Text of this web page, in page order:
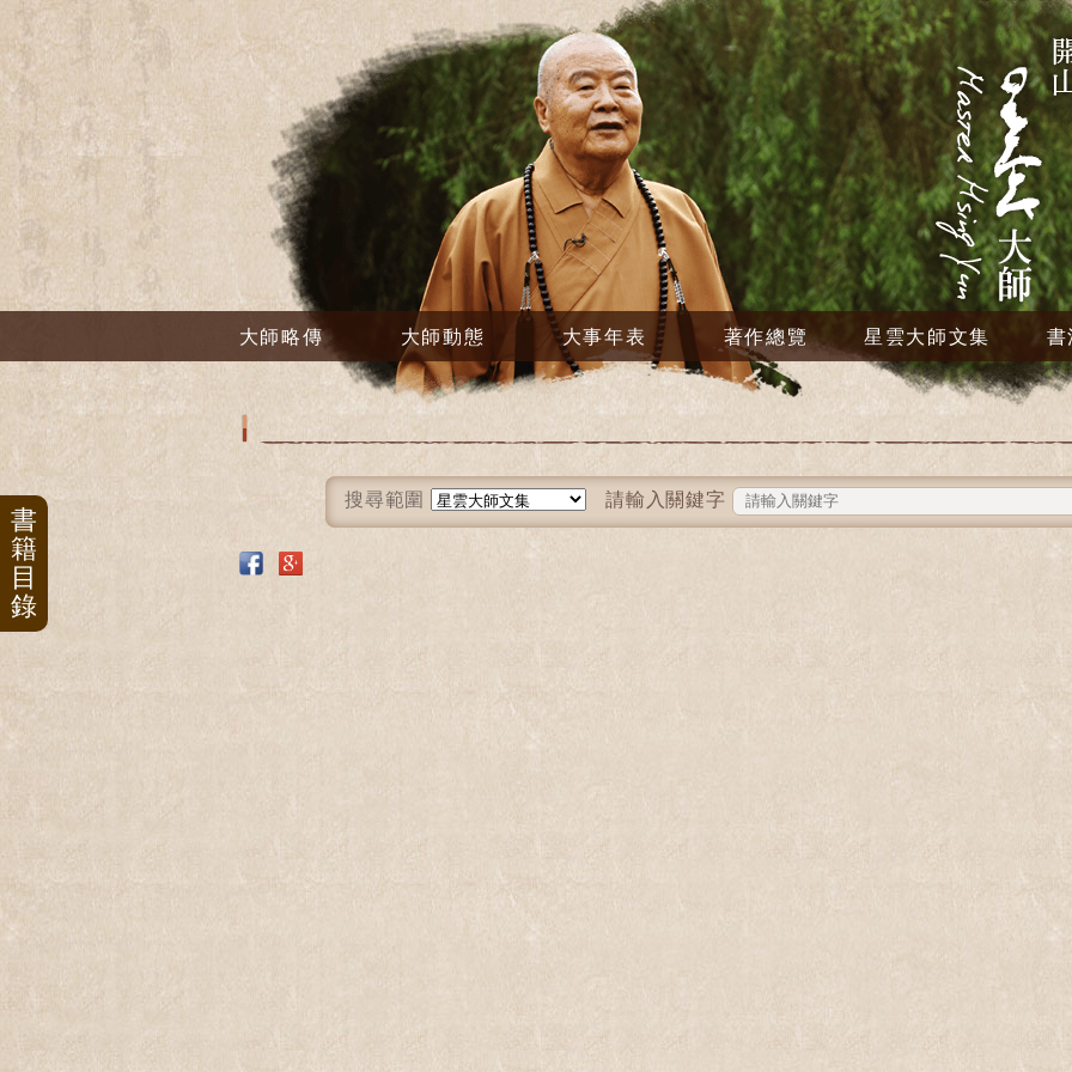
大師略傳 大師動態 大事年表 著作總覽 星雲大師文集 書
搜尋範圍 請輸入關鍵字
書
籍
目
錄